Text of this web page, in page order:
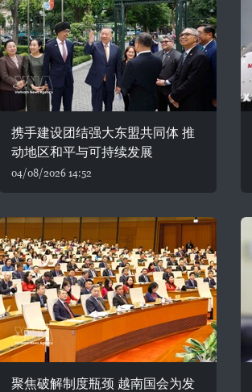
携手建设团结强大东盟共同体 推
动地区和平与可持续发展
04/08/2026 14:52
聚焦破解制度瓶颈 越南国会为发